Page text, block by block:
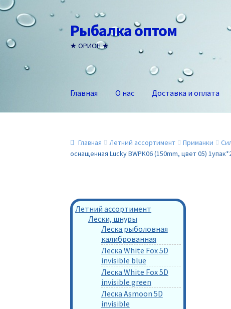
Перейти
к
навигации
Перейти
к
содержимому
Рыбалка оптом
★ ОРИОН ★
Главная О нас Доставка и оплата
Главная Летний ассортимент Приманки
оснащенная Lucky BWPK06 (150mm, цвет 05)
Летний ассортимент
Лески, шнуры
Леска рыболовная
калиброванная
Леска White Fox 5D
invisible blue
Леска White Fox 5D
invisible green
Леска Asmoon 5D
invisible